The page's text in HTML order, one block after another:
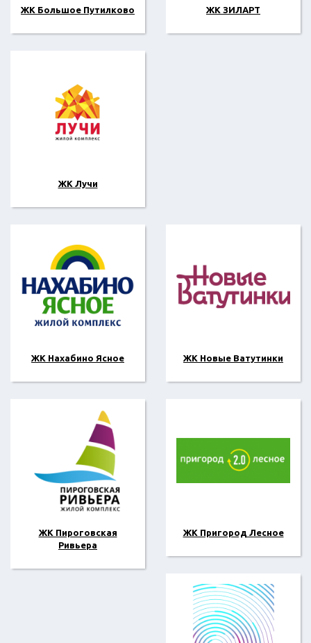
ЖК Большое Путилково ЖК ЗИЛАРТ
ЖК Лучи
ЖК Нахабино Ясное ЖК Новые Ватутинки
ЖК Пироговская
Ривьера
ЖК Пригород Лесное